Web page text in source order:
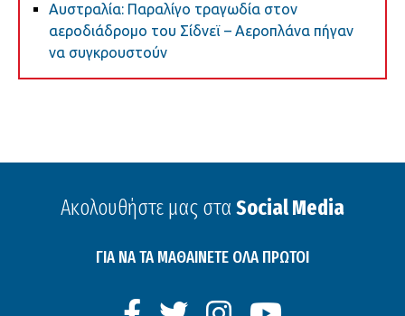
Αυστραλία: Παραλίγο τραγωδία στον
αεροδιάδρομο του Σίδνεϊ – Αεροπλάνα πήγαν
να συγκρουστούν
Ακολουθήστε μας στα Social Media
ΓΙΑ ΝΑ ΤΑ ΜΑΘΑΙΝΕΤΕ ΟΛΑ ΠΡΩΤΟΙ